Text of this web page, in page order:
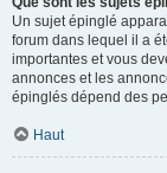
Un sujet épinglé
forum dans lequel il a
importantes et vous
annonces et les
épinglés dépend des
Haut